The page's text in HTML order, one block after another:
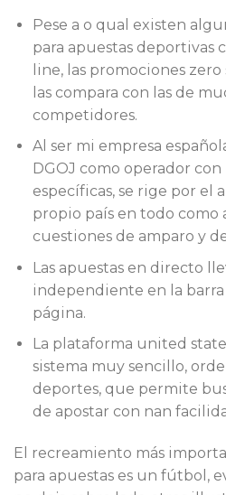
Pese a o qual existen
para apuestas deportivas
line, las promociones
las compara con las de
competidores.
Al ser mi empresa
DGOJ como operador
específicas, se rige por el
propio país en todo como
cuestiones de amparo y
Las apuestas en directo
independiente en la
página.
La plataforma united
sistema muy sencillo,
deportes, que permite
de apostar con nan
El recreamiento más
para apuestas es un fútbol,